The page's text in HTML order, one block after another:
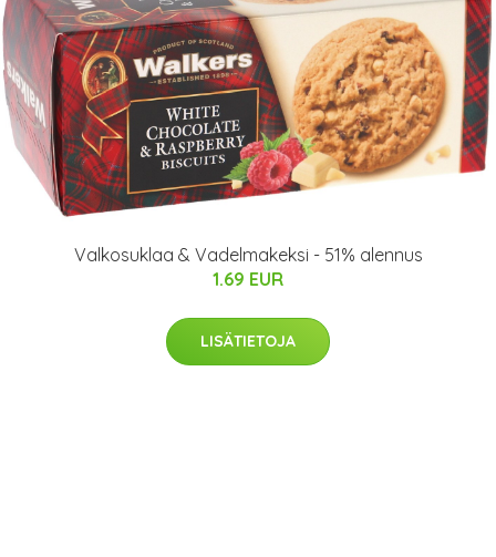
Valkosuklaa & Vadelmakeksi - 51% alennus
1.69 EUR
LISÄTIETOJA